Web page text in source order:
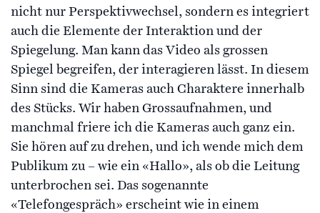
nicht nur Perspektivwechsel, sondern es integriert
auch die Elemente der Interaktion und der
Spiegelung. Man kann das Video als grossen
Spiegel begreifen, der interagieren lässt. In diesem
Sinn sind die Kameras auch Charaktere innerhalb
des Stücks. Wir haben Grossaufnahmen, und
manchmal friere ich die Kameras auch ganz ein.
Sie hören auf zu drehen, und ich wende mich dem
Publikum zu – wie ein «Hallo», als ob die Leitung
unterbrochen sei. Das sogenannte
«Telefongespräch» erscheint wie in einem